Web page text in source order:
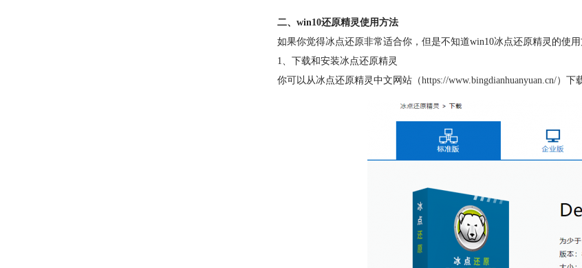
二、win10还原精灵使用方法
如果你觉得冰点还原非常适合你，但是不知道win10冰点还原精灵的使
1、下载和安装冰点还原精灵
你可以从冰点还原精灵中文网站（https://www.bingdianhuanyuan.cn/）下